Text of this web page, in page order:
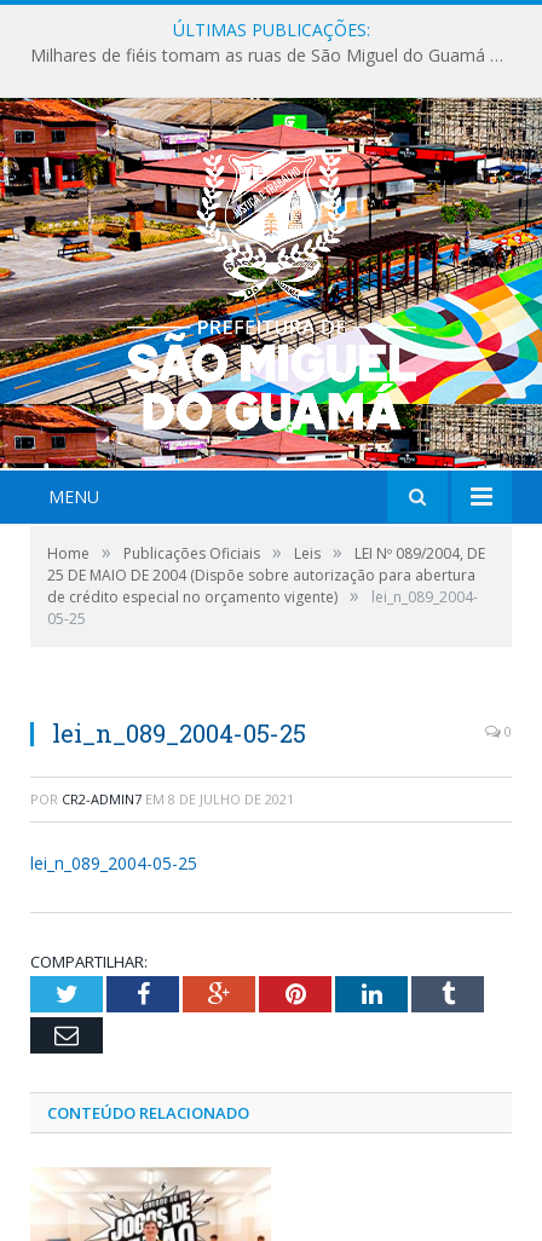
ÚLTIMAS PUBLICAÇÕES:
Milhares de fiéis tomam as ruas de São Miguel do Guamá em uma grande celebração de fé na Marcha para Jesus 2026.
MENU
Home » Publicações Oficiais » Leis »
LEI Nº 089/2004, DE
25 DE MAIO DE 2004 (Dispõe sobre autorização para abertura
de crédito especial no orçamento vigente) »
lei_n_089_2004-
05-25
lei_n_089_2004-05-25 0
POR CR2-ADMIN7 EM 8 DE JULHO DE 2021
lei_n_089_2004-05-25
COMPARTILHAR:
TwitterFacebookGoogle+PinterestLinkedInTumblr
Email
CONTEÚDO RELACIONADO